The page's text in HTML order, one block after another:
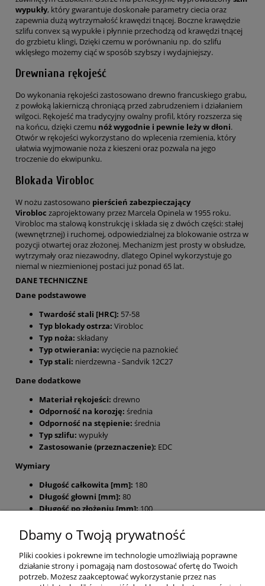
wypukły, który gwarantuje doskonałe parametry ciecia oraz
zapewnia dużą wytrzymałość krawędzi tnącej. Boczne krawędzie
szlifu convex są wypukłe i płynnie przechodzą od krawędzi tnącej
do grzbietu klingi, Dzięki czemu w porównaniu np. do szlifu
wklęsłego możemy ciąć w sposób szybszy i wydajniejszy.
Drewniana rękojeść
Do wykonania rękojeści zastosowano drewno francuskiego grabu,
z powłoką lakierniczą chroniącą przed zabrudzeniem i działaniem
wilgoci. Rękojeść ma tradycyjny owalny profil, który rozszerza się
na końcu, dzięki czemu nóż wygodnie i pewnie leży w dłoni.
Otwór w rękojeści wykorzystano do wplecenia rzemienia, który
ułatwia wyjmowanie noża z kieszeni oraz pozwala na jego
troczenie do ekwipunku.
Blokada Virobloc
W nożu zastosowano pierścień zabezpieczający
Virobloc zaprojektowany przez Marcela Opinela w 1955 roku.
Virobloc ma stalową konstrukcję i składa się z dwóch części: stałej
(wewnętrznej) i ruchomej, odpowiedzialnej za blokowanie ostrza w
pozycji otwartej oraz złożonej. Mechanizm jest prosty w obsłudze,
wytrzymały oraz niezawodny, dlatego Opinel wykorzystuje go
niemal w niezmienionej postaci już ponad 65 lat.
DANE TECHNICZNE
Dane podstawowe
Twardość stali [HRC]: 57-58
Typ blokady ostrza: Virobloc
Typ noża: składany
Typ otwierania: wycięcie na paznokieć
Typ stali: nierdzewna - Sandvik 12C27
Dane dodatkowe
Materiał rękojeści: drewno
Odporność na korozję: średnia
Odporność na stępienie: średnia
Typ szlifu: wypukły
Zastosowanie (przeznaczenie): EDC
Wymiary
Długość całkowita [mm]: 180
Długość głowni [mm]: 80
Długość po złożeniu [mm]:100
POMOC
MOJE KONTO
Dbamy o Twoją prywatność
Pliki cookies i pokrewne im technologie umożliwiają poprawne
działanie strony i pomagają nam dostosować ofertę do Twoich
potrzeb. Możesz zaakceptować wykorzystanie przez nas